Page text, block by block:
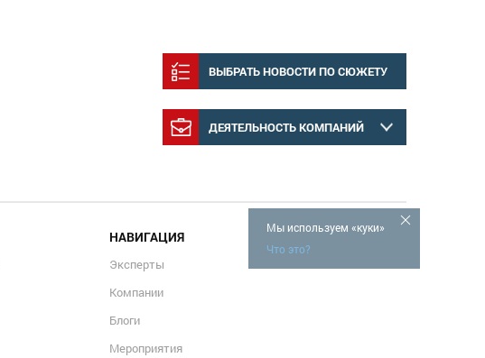
ВЫБРАТЬ НОВОСТИ ПО СЮЖЕТУ
ДЕЯТЕЛЬНОСТЬ КОМПАНИЙ
Мы используем «куки»
Что это?
НАВИГАЦИЯ
Эксперты
Компании
Блоги
Мероприятия